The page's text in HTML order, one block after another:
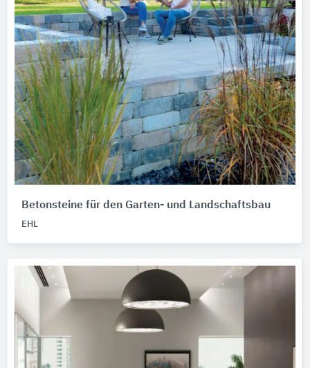
Betonsteine für den Garten- und Landschaftsbau
EHL